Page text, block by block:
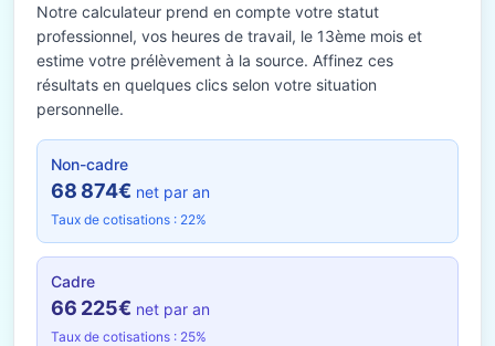
Notre calculateur prend en compte votre statut
professionnel, vos heures de travail, le 13ème mois et
estime votre prélèvement à la source. Affinez ces
résultats en quelques clics selon votre situation
personnelle.
Non-cadre
68 874€ net par an
Taux de cotisations : 22%
Cadre
66 225€ net par an
Taux de cotisations : 25%